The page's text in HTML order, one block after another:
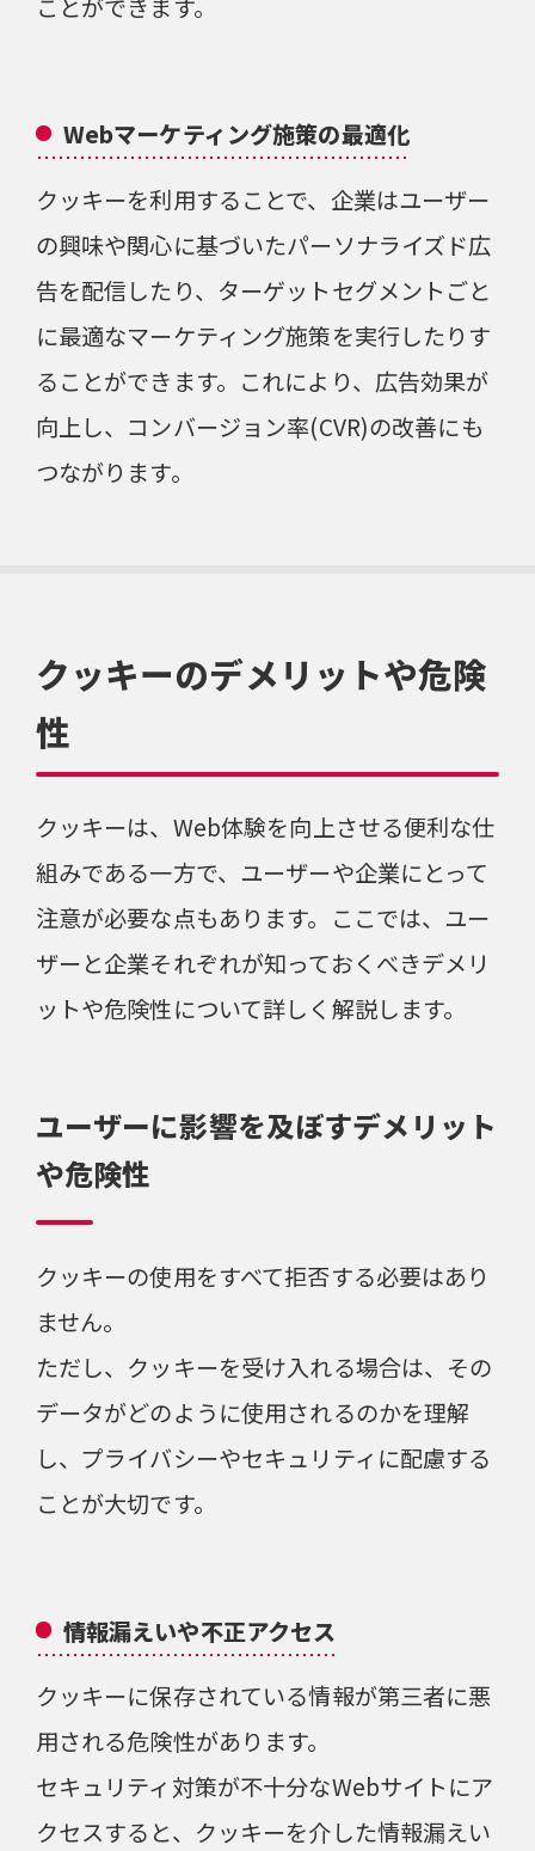
ことができます。
Webマーケティング施策の最適化
クッキーを利用することで、企業はユーザー
の興味や関心に基づいたパーソナライズド広
告を配信したり、ターゲットセグメントごと
に最適なマーケティング施策を実行したりす
ることができます。これにより、広告効果が
向上し、コンバージョン率(CVR)の改善にも
つながります。
クッキーのデメリットや危険
性
クッキーは、Web体験を向上させる便利な仕
組みである一方で、ユーザーや企業にとって
注意が必要な点もあります。ここでは、ユー
ザーと企業それぞれが知っておくべきデメリ
ットや危険性について詳しく解説します。
ユーザーに影響を及ぼすデメリット
や危険性
クッキーの使用をすべて拒否する必要はあり
ません。
ただし、クッキーを受け入れる場合は、その
データがどのように使用されるのかを理解
し、プライバシーやセキュリティに配慮する
ことが大切です。
情報漏えいや不正アクセス
クッキーに保存されている情報が第三者に悪
用される危険性があります。
セキュリティ対策が不十分なWebサイトにア
クセスすると、クッキーを介した情報漏えい